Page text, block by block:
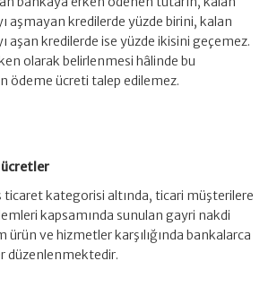
aşmayan kredilerde yüzde birini, kalan
aşan kredilerde ise yüzde ikisini geçemez.
olarak belirlenmesi hâlinde bu
ödeme ücreti talep edilemez.
ücretler
ticaret kategorisi altında, ticari müşterilere
kapsamında sunulan gayri nakdi
ürün ve hizmetler karşılığında bankalarca
düzenlenmektedir.